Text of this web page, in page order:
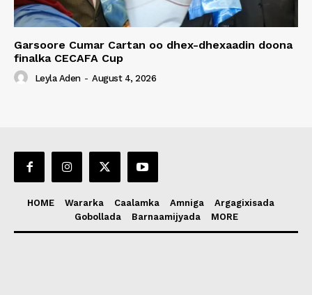
Garsoore Cumar Cartan oo dhex-dhexaadin doona
finalka CECAFA Cup
Leyla Aden - August 4, 2026
HOME Wararka Caalamka Amniga
Argagixisada
Gobollada
Barnaamijyada MORE